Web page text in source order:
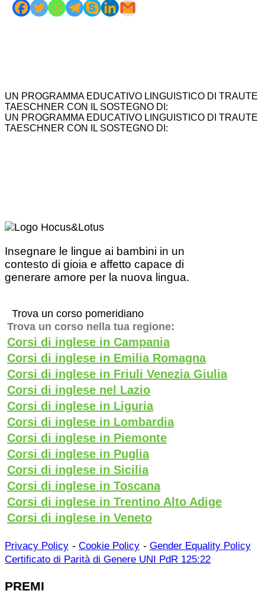
UN PROGRAMMA EDUCATIVO LINGUISTICO DI TRAUTE
TAESCHNER CON IL SOSTEGNO DI:
UN PROGRAMMA EDUCATIVO LINGUISTICO DI TRAUTE
TAESCHNER CON IL SOSTEGNO DI:
Insegnare le lingue ai bambini in un
contesto di gioia e affetto capace di
generare amore per la nuova lingua.
Trova un corso pomeridiano
Trova un corso nella tua regione:
Corsi di inglese in Campania
Corsi di inglese in Emilia Romagna
Corsi di inglese in Friuli Venezia Giulia
Corsi di inglese nel Lazio
Corsi di inglese in Liguria
Corsi di inglese in Lombardia
Corsi di inglese in Piemonte
Corsi di inglese in Puglia
Corsi di inglese in Sicilia
Corsi di inglese in Toscana
Corsi di inglese in Trentino Alto Adige
Corsi di inglese in Veneto
Privacy Policy - Cookie Policy - Gender Equality Policy
Certificato di Parità di Genere UNI PdR 125:22
PREMI